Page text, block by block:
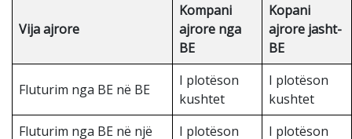
Vija ajrore
Kompani
ajrore nga
BE
Kopani
ajrore jasht-
BE
Fluturim nga BE në BE
I plotëson
kushtet
I plotëson
kushtet
Fluturim nga BE në një
I plotëson
I plotëson